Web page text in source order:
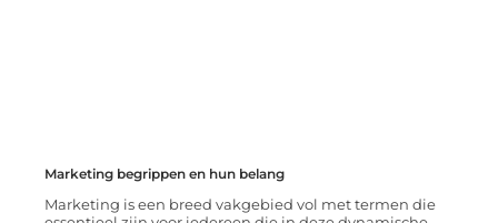
Marketing begrippen en hun belang
Marketing is een breed vakgebied vol met termen die